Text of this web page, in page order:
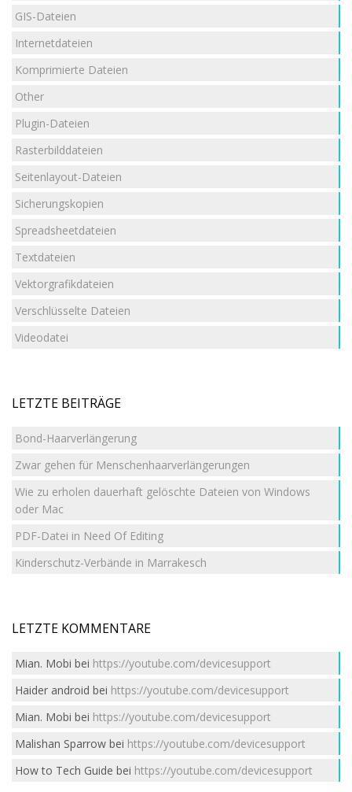
GIS-Dateien
Internetdateien
Komprimierte Dateien
Other
Plugin-Dateien
Rasterbilddateien
Seitenlayout-Dateien
Sicherungskopien
Spreadsheetdateien
Textdateien
Vektorgrafikdateien
Verschlüsselte Dateien
Videodatei
LETZTE BEITRÄGE
Bond-Haarverlängerung
Zwar gehen für Menschenhaarverlängerungen
Wie zu erholen dauerhaft gelöschte Dateien von Windows
oder Mac
PDF-Datei in Need Of Editing
Kinderschutz-Verbände in Marrakesch
LETZTE KOMMENTARE
Mian. Mobi bei https://youtube.com/devicesupport
Haider android bei https://youtube.com/devicesupport
Mian. Mobi bei https://youtube.com/devicesupport
Malishan Sparrowbei https://youtube.com/devicesupport
How to Tech Guide bei https://youtube.com/devicesupport